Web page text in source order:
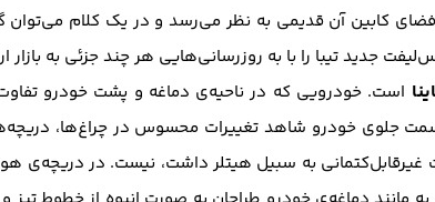
کابین آن قدیمی به نظر می‌رسد و در یک کلام می‌توان
جدید تیبا را با به روزرسانی‌هایی هر چند جزئی به بازار
است. خودرویی که در ناحیه‌ی دماغه و پشت خودرو
جلوی خودرو شاهد تغییرات محسوس در چراغ‌ها،
غیرقابل‌کتمانی به سبیل هیتلر داشت، نیست. در دریچه‌ی